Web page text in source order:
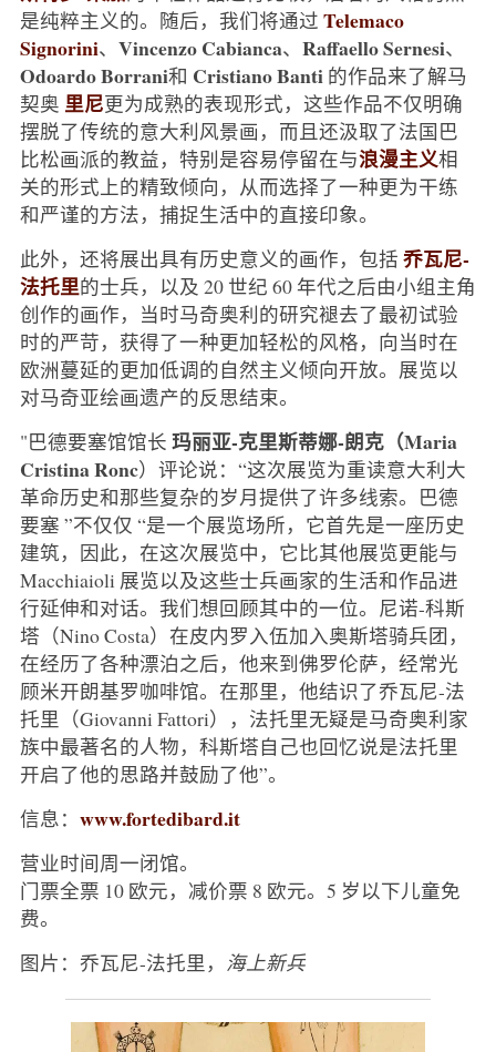
是纯粹主义的。随后，我们将通过 Telemaco
Signorini、 Vincenzo Cabianca、 Raffaello Sernesi、
Odoardo Borrani和 Cristiano Banti 的作品来了解马
契奥 里尼更为成熟的表现形式，这些作品不仅明确
摆脱了传统的意大利风景画，而且还汲取了法国巴
比松画派的教益，特别是容易停留在与浪漫主义相
关的形式上的精致倾向，从而选择了一种更为干练
和严谨的方法，捕捉生活中的直接印象。
此外，还将展出具有历史意义的画作，包括 乔瓦尼-
法托里的士兵，以及 20 世纪 60 年代之后由小组主角
创作的画作，当时马奇奥利的研究褪去了最初试验
时的严苛，获得了一种更加轻松的风格，向当时在
欧洲蔓延的更加低调的自然主义倾向开放。展览以
对马奇亚绘画遗产的反思结束。
"巴德要塞馆馆长 玛丽亚-克里斯蒂娜-朗克（Maria
Cristina Ronc）评论说：“这次展览为重读意大利大
革命历史和那些复杂的岁月提供了许多线索。巴德
要塞 ”不仅仅 “是一个展览场所，它首先是一座历史
建筑，因此，在这次展览中，它比其他展览更能与
Macchiaioli 展览以及这些士兵画家的生活和作品进
行延伸和对话。我们想回顾其中的一位。尼诺-科斯
塔（Nino Costa）在皮内罗入伍加入奥斯塔骑兵团，
在经历了各种漂泊之后，他来到佛罗伦萨，经常光
顾米开朗基罗咖啡馆。在那里，他结识了乔瓦尼-法
托里（Giovanni Fattori），法托里无疑是马奇奥利家
族中最著名的人物，科斯塔自己也回忆说是法托里
开启了他的思路并鼓励了他”。
信息： www.fortedibard.it
营业时间周一闭馆。
门票全票 10 欧元，减价票 8 欧元。5 岁以下儿童免
费。
图片：乔瓦尼-法托里， 海上新兵